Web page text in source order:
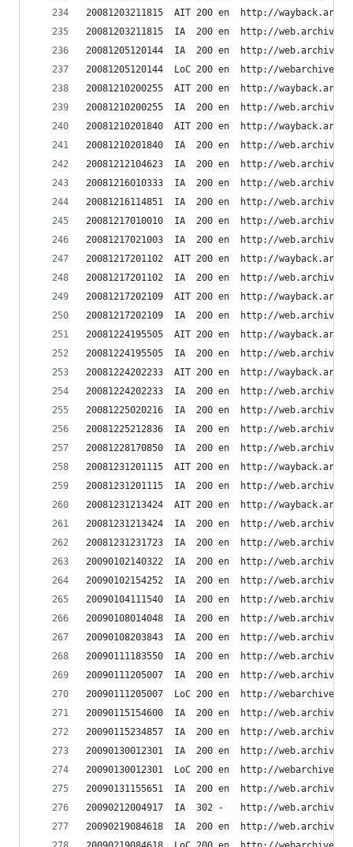
20081203211815	AIT	200
20081203211815	IA	200
20081205120144	IA	200
20081205120144	LoC	200
20081210200255	AIT	200
20081210200255	IA	200
20081210201840	AIT	200
20081210201840	IA	200
20081212104623	IA	200
20081216010333	IA	200
20081216114851	IA	200
20081217010010	IA	200
20081217021003	IA	200
20081217201102	AIT	200
20081217201102	IA	200
20081217202109	AIT	200
20081217202109	IA	200
20081224195505	AIT	200
20081224195505	IA	200
20081224202233	AIT	200
20081224202233	IA	200
20081225020216	IA	200
20081225212836	IA	200
20081228170850	IA	200
20081231201115	AIT	200
20081231201115	IA	200
20081231213424	AIT	200
20081231213424	IA	200
20081231231723	IA	200
20090102140322	IA	200
20090102154252	IA	200
20090104111540	IA	200
20090108014048	IA	200
20090108203843	IA	200
20090111183550	IA	200
20090111205007	IA	200
20090111205007	LoC	200
20090115154600	IA	200
20090115234857	IA	200
20090130012301	IA	200
20090130012301	LoC	200
20090131155651	IA	200
20090212004917	IA	302	-
20090219084618	IA	200